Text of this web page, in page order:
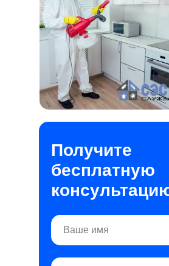
Получите
бесплатную